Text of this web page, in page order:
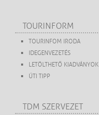
TOURINFORM
TOURINFOM IRODA
IDEGENVEZETÉS
LETÖLTHETŐ KIADVÁNYOK
ÚTI TIPP
TDM SZERVEZET